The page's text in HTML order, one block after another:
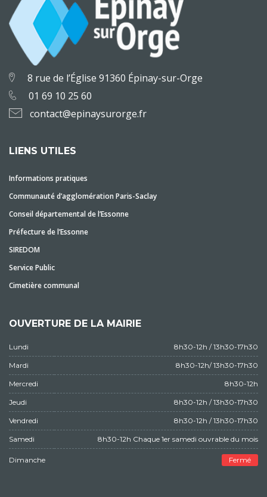
8 rue de l’Église 91360 Épinay-sur-Orge
01 69 10 25 60
contact@epinaysurorge.fr
LIENS UTILES
Informations pratiques
Communauté d’agglomération Paris-Saclay
Conseil départemental de l’Essonne
Préfecture de l’Essonne
SIREDOM
Service Public
Cimetière communal
OUVERTURE DE LA MAIRIE
Lundi 8h30-12h / 13h30-17h30
Mardi 8h30-12h/ 13h30-17h30
Mercredi 8h30-12h
Jeudi 8h30-12h / 13h30-17h30
Vendredi 8h30-12h / 13h30-17h30
Samedi 8h30-12h Chaque 1er samedi ouvrable du mois
Dimanche Fermé